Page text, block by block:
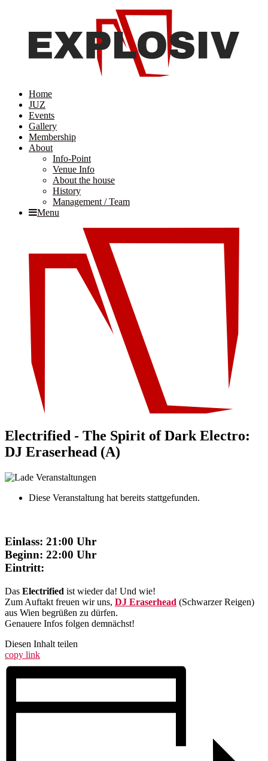
Home
JUZ
Events
Gallery
Membership
About
Info-Point
Venue Info
About the house
History
Management / Team
Menu
Electrified - The Spirit of Dark Electro:
DJ Eraserhead (A)
Diese Veranstaltung hat bereits stattgefunden.
Einlass: 21:00 Uhr
Beginn: 22:00 Uhr
Eintritt:
Das Electrified ist wieder da! Und wie!
Zum Auftakt freuen wir uns, DJ Eraserhead (Schwarzer Reigen)
aus Wien begrüßen zu dürfen.
Genauere Infos folgen demnächst!
Diesen Inhalt teilen
copy link